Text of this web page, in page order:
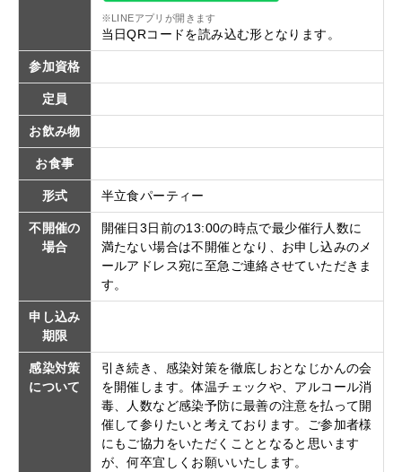
※LINEアプリが開きます
当日QRコードを読み込む形となります。
参加資格
定員
お飲み物
お食事
形式 半立食パーティー
不開催の
場合
開催日3日前の13:00の時点で最少催行人数に
満たない場合は不開催となり、お申し込みのメ
ールアドレス宛に至急ご連絡させていただきま
す。
申し込み
期限
感染対策
について
引き続き、感染対策を徹底しおとなじかんの会
を開催します。体温チェックや、アルコール消
毒、人数など感染予防に最善の注意を払って開
催して参りたいと考えております。ご参加者様
にもご協力をいただくこととなると思います
が、何卒宜しくお願いいたします。